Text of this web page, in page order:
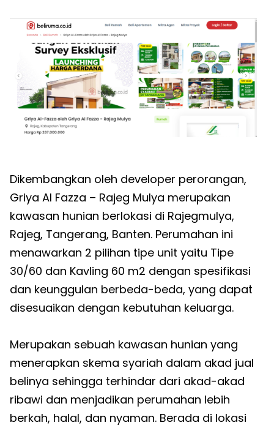
Dikembangkan oleh developer perorangan,
Griya Al Fazza – Rajeg Mulya merupakan
kawasan hunian berlokasi di Rajegmulya,
Rajeg, Tangerang, Banten. Perumahan ini
menawarkan 2 pilihan tipe unit yaitu Tipe
30/60 dan Kavling 60 m2 dengan spesifikasi
dan keunggulan berbeda-beda, yang dapat
disesuaikan dengan kebutuhan keluarga.
Merupakan sebuah kawasan hunian yang
menerapkan skema syariah dalam akad jual
belinya sehingga terhindar dari akad-akad
ribawi dan menjadikan perumahan lebih
berkah, halal, dan nyaman. Berada di lokasi